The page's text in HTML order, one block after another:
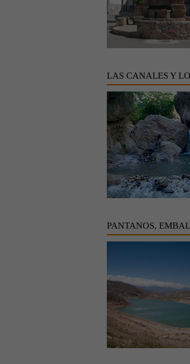
LAS CANALES Y
PANTANOS,